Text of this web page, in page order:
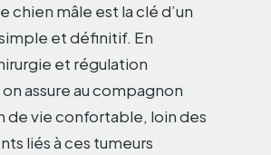
chien mâle est la clé d’un
et définitif. En
et régulation
assure au compagnon
de vie confortable, loin des
liés à ces tumeurs